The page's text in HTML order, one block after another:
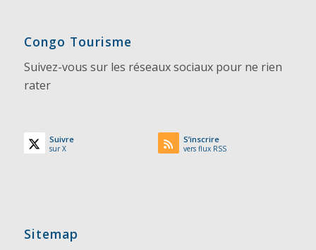
Congo Tourisme
Suivez-vous sur les réseaux sociaux pour ne rien
rater
Suivre
sur X
S’inscrire
vers flux RSS
Sitemap